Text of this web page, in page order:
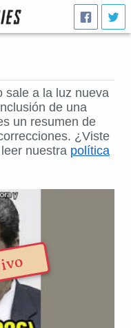
sale a la luz nueva
de una
un resumen de
¿Viste
nuestra política